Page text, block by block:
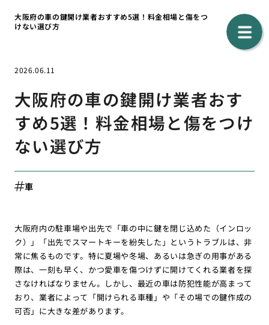
大阪府の車の鍵開け業者おすすめ5選！料金相場と傷をつ
けない選び方
2026.06.11
大阪府の車の鍵開け業者おす
すめ5選！料金相場と傷をつけ
ない選び方
車
大阪府内の駐車場や出先で「車の中に鍵を閉じ込めた（インロッ
ク）」「出先でスマートキーを紛失した」というトラブルは、非
常に焦るものです。特に夏場や冬場、あるいは急ぎの用事がある
際は、一刻も早く、かつ愛車を傷つけずに開けてくれる業者を探
さなければなりません。しかし、最近の車は防犯性能が高まって
おり、業者によって「開けられる車種」や「その場での鍵作成の
可否」に大きな差があります。